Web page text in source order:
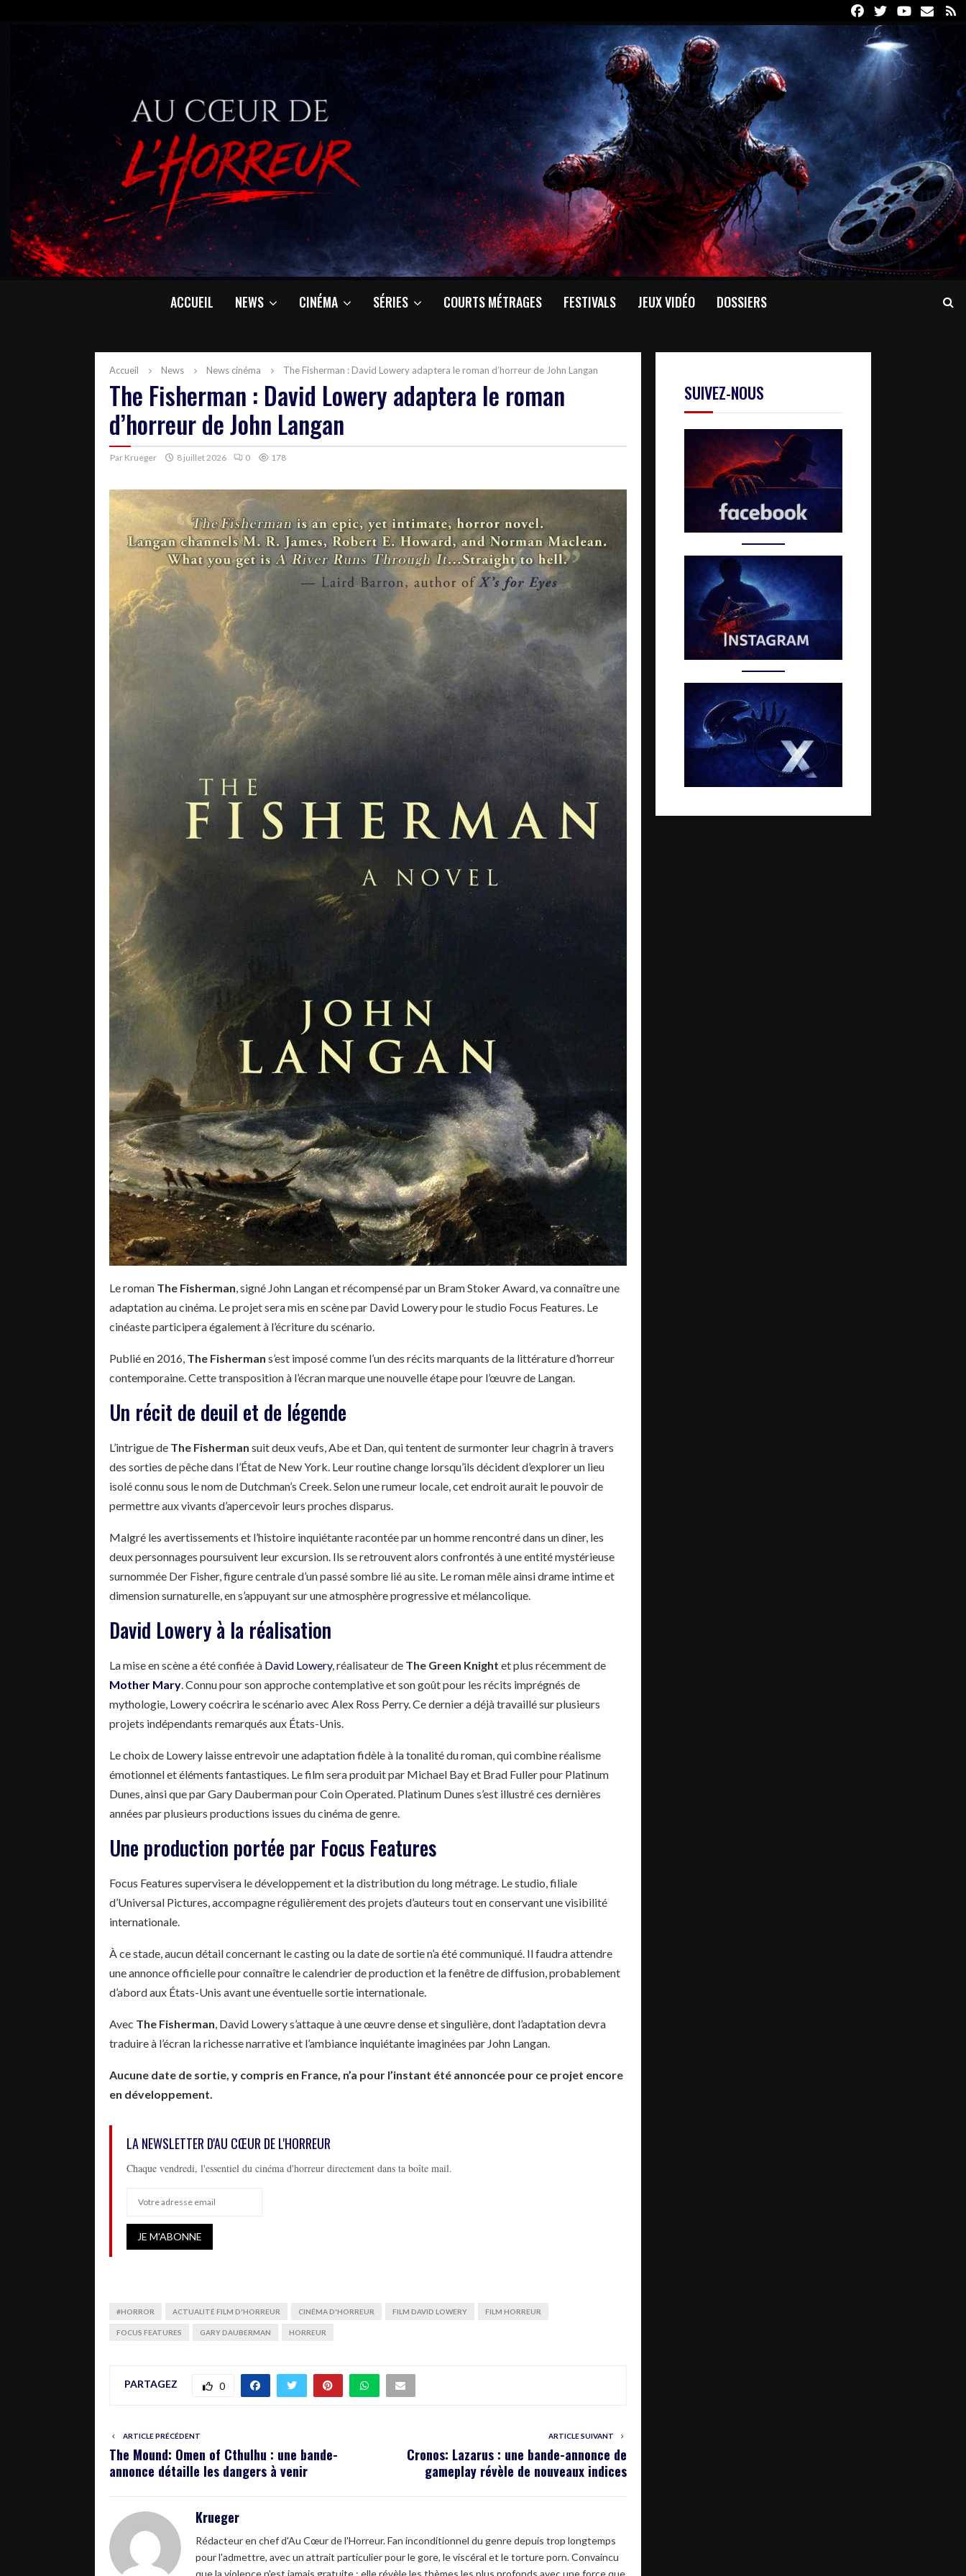
FacebookTwitterYoutube
Email
ACCUEIL NEWS CINÉMA SÉRIES COURTS MÉTRAGES FESTIVALS JEUX VIDÉO DOSSIERS
Accueil News News cinéma The Fisherman : David Lowery adaptera le roman d’horreur de John Langan
The Fisherman : David Lowery adaptera le roman
d’horreur de John Langan
Par Krueger 8 juillet 2026 0 178
Le roman The Fisherman , signé John Langan et récompensé par un Bram Stoker Award, va connaître une
adaptation au cinéma. Le projet sera mis en scène par David Lowery pour le studio Focus Features. Le
cinéaste participera également à l’écriture du scénario.
Publié en 2016, The Fisherman s’est imposé comme l’un des récits marquants de la littérature d’horreur
contemporaine. Cette transposition à l’écran marque une nouvelle étape pour l’œuvre de Langan.
Un récit de deuil et de légende
L’intrigue de The Fisherman suit deux veufs, Abe et Dan, qui tentent de surmonter leur chagrin à travers
des sorties de pêche dans l’État de New York. Leur routine change lorsqu’ils décident d’explorer un lieu
isolé connu sous le nom de Dutchman’s Creek. Selon une rumeur locale, cet endroit aurait le pouvoir de
permettre aux vivants d’apercevoir leurs proches disparus.
Malgré les avertissements et l’histoire inquiétante racontée par un homme rencontré dans un diner, les
deux personnages poursuivent leur excursion. Ils se retrouvent alors confrontés à une entité mystérieuse
surnommée Der Fisher, figure centrale d’un passé sombre lié au site. Le roman mêle ainsi drame intime et
dimension surnaturelle, en s’appuyant sur une atmosphère progressive et mélancolique.
David Lowery à la réalisation
La mise en scène a été confiée à David Lowery, réalisateur de The Green Knight et plus récemment de
Mother Mary . Connu pour son approche contemplative et son goût pour les récits imprégnés de
mythologie, Lowery coécrira le scénario avec Alex Ross Perry. Ce dernier a déjà travaillé sur plusieurs
projets indépendants remarqués aux États-Unis.
Le choix de Lowery laisse entrevoir une adaptation fidèle à la tonalité du roman, qui combine réalisme
émotionnel et éléments fantastiques. Le film sera produit par Michael Bay et Brad Fuller pour Platinum
Dunes, ainsi que par Gary Dauberman pour Coin Operated. Platinum Dunes s’est illustré ces dernières
années par plusieurs productions issues du cinéma de genre.
Une production portée par Focus Features
Focus Features supervisera le développement et la distribution du long métrage. Le studio, filiale
d’Universal Pictures, accompagne régulièrement des projets d’auteurs tout en conservant une visibilité
internationale.
À ce stade, aucun détail concernant le casting ou la date de sortie n’a été communiqué. Il faudra attendre
une annonce officielle pour connaître le calendrier de production et la fenêtre de diffusion, probablement
d’abord aux États-Unis avant une éventuelle sortie internationale.
Avec The Fisherman , David Lowery s’attaque à une œuvre dense et singulière, dont l’adaptation devra
traduire à l’écran la richesse narrative et l’ambiance inquiétante imaginées par John Langan.
Aucune date de sortie, y compris en France, n’a pour l’instant été annoncée pour ce projet encore
en développement.
LA NEWSLETTER D'AU CŒUR DE L'HORREUR
Chaque vendredi, l'essentiel du cinéma d'horreur directement dans ta boîte mail.
#HORROR ACTUALITÉ FILM D'HORREUR CINÉMA D'HORREUR FILM DAVID LOWERY FILM HORREUR
FOCUS FEATURES GARY DAUBERMAN HORREUR
PARTAGEZ 0
ARTICLE PRÉCÉDENT
The Mound: Omen of Cthulhu : une bande-
annonce détaille les dangers à venir
ARTICLE SUIVANT
Cronos: Lazarus : une bande-annonce de
gameplay révèle de nouveaux indices
Krueger
Rédacteur en chef d'Au Cœur de l'Horreur. Fan inconditionnel du genre depuis trop longtemps
pour l'admettre, avec un attrait particulier pour le gore, le viscéral et le torture porn. Convaincu
que la violence n'est jamais gratuite : elle révèle les thèmes les plus profonds avec une force que
SUIVEZ-NOUS